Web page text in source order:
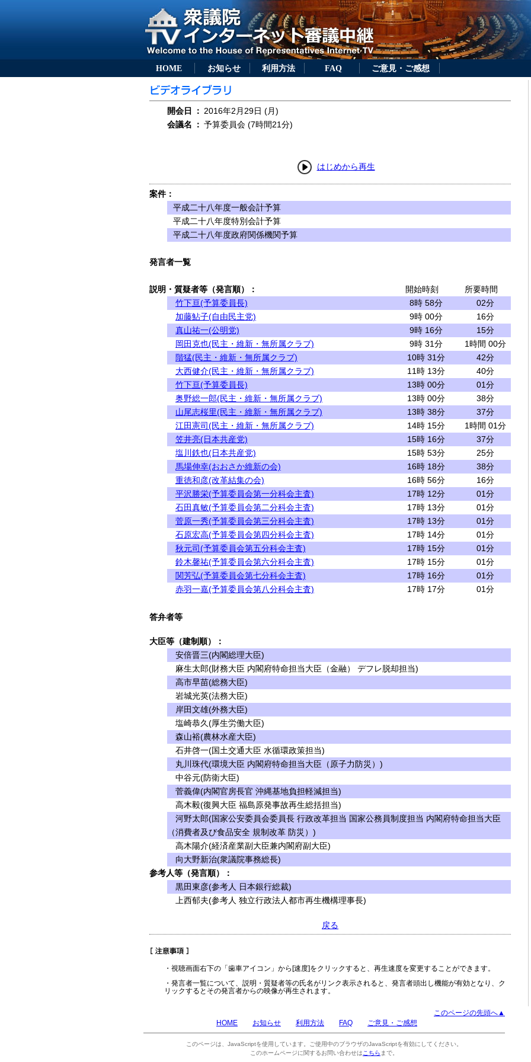
HOME お知らせ 利用方法 FAQ ご意見・ご感想
開会日 ： 2016年2月29日 (月)
会議名
： 予算委員会 (7時間21分)
はじめから再生
案件：
平成二十八年度一般会計予算
平成二十八年度特別会計予算
平成二十八年度政府関係機関予算
発言者一覧
説明・質疑者等（発言順）： 開始時刻
所要時間
竹下亘(予算委員長)
8時 58分
02分
加藤鮎子(自由民主党)
9時 00分
16分
真山祐一(公明党)
9時 16分
15分
岡田克也(民主・維新・無所属クラブ)
9時 31分
1時間 00分
階猛(民主・維新・無所属クラブ)
10時 31分
42分
大西健介(民主・維新・無所属クラブ)
11時 13分
40分
竹下亘(予算委員長)
13時 00分
01分
奥野総一郎(民主・維新・無所属クラブ)
13時 00分
38分
山尾志桜里(民主・維新・無所属クラブ)
13時 38分
37分
江田憲司(民主・維新・無所属クラブ)
14時 15分
1時間 01分
笠井亮(日本共産党)
15時 16分
37分
塩川鉄也(日本共産党)
15時 53分
25分
馬場伸幸(おおさか維新の会)
16時 18分
38分
重徳和彦(改革結集の会)
16時 56分
16分
平沢勝栄(予算委員会第一分科会主査)
17時 12分
01分
石田真敏(予算委員会第二分科会主査)
17時 13分
01分
菅原一秀(予算委員会第三分科会主査)
17時 13分
01分
石原宏高(予算委員会第四分科会主査)
17時 14分
01分
秋元司(予算委員会第五分科会主査)
17時 15分
01分
鈴木馨祐(予算委員会第六分科会主査)
17時 15分
01分
関芳弘(予算委員会第七分科会主査)
17時 16分
01分
赤羽一嘉(予算委員会第八分科会主査)
17時 17分 01分
答弁者等
大臣等（建制順）：
安倍晋三(内閣総理大臣)
麻生太郎(財務大臣 内閣府特命担当大臣（金融） デフレ脱却担当)
高市早苗(総務大臣)
岩城光英(法務大臣)
岸田文雄(外務大臣)
塩崎恭久(厚生労働大臣)
森山裕(農林水産大臣)
石井啓一(国土交通大臣 水循環政策担当)
丸川珠代(環境大臣 内閣府特命担当大臣（原子力防災）)
中谷元(防衛大臣)
菅義偉(内閣官房長官 沖縄基地負担軽減担当)
高木毅(復興大臣 福島原発事故再生総括担当)
河野太郎(国家公安委員会委員長 行政改革担当 国家公務員制度担当 内閣府特命担当大臣
（消費者及び食品安全 規制改革 防災）)
高木陽介(経済産業副大臣兼内閣府副大臣)
向大野新治(衆議院事務総長)
参考人等（発言順）：
黒田東彦(参考人 日本銀行総裁)
上西郁夫(参考人 独立行政法人都市再生機構理事長)
戻る
・視聴画面右下の「歯車アイコン」から[速度]をクリックすると、再生速度を変更することができます。
・発言者一覧について、説明・質疑者等の氏名がリンク表示されると、発言者頭出し機能が有効となり、ク
リックするとその発言者からの映像が再生されます。
このページの先頭へ▲
HOME
お知らせ 利用方法 FAQ ご意見・ご感想
このページは、JavaScriptを使用しています。ご使用中のブラウザのJavaScriptを有効にしてください。
このホームページに関するお問い合わせは こちら まで。